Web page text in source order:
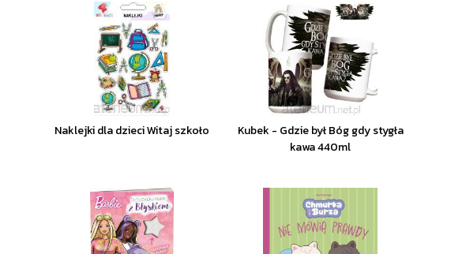
Naklejki dla dzieci Witaj szkoło
Kubek - Gdzie był Bóg gdy stygła
kawa 440ml